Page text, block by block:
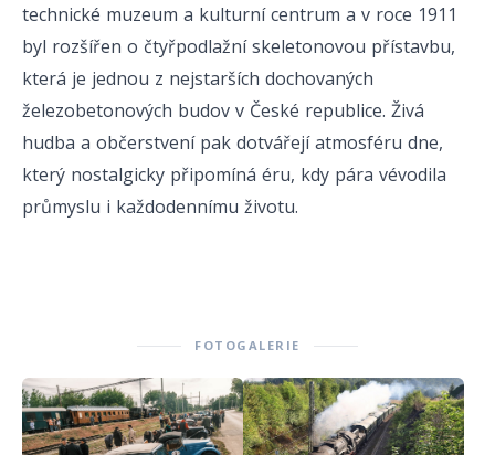
technické muzeum a kulturní centrum a v roce 1911
byl rozšířen o čtyřpodlažní skeletonovou přístavbu,
která je jednou z nejstarších dochovaných
železobetonových budov v České republice. Živá
hudba a občerstvení pak dotvářejí atmosféru dne,
který nostalgicky připomíná éru, kdy pára vévodila
průmyslu i každodennímu životu.
FOTOGALERIE